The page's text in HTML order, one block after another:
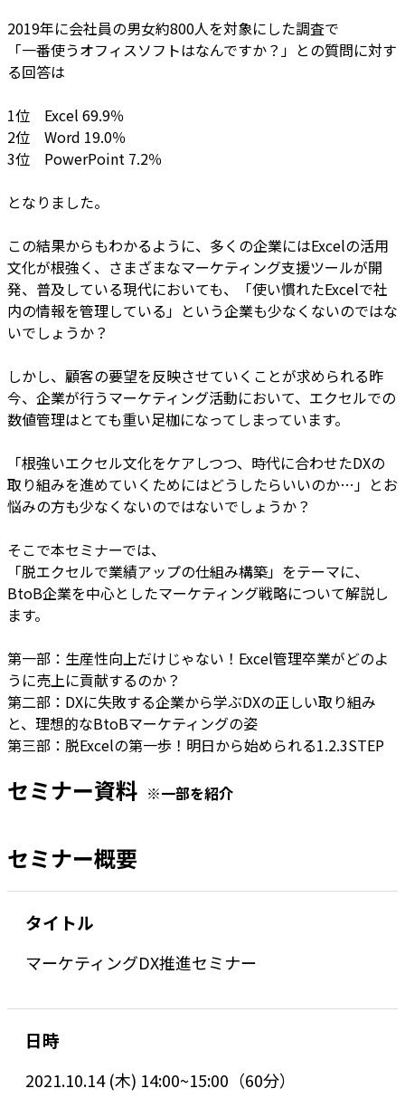
2019年に会社員の男女約800人を対象にした調査で
「一番使うオフィスソフトはなんですか？」との質問に対す
る回答は
1位 Excel 69.9％
2位 Word 19.0％
3位 PowerPoint 7.2％
となりました。
この結果からもわかるように、多くの企業にはExcelの活用
文化が根強く、さまざまなマーケティング支援ツールが開
発、普及している現代においても、「使い慣れたExcelで社
内の情報を管理している」という企業も少なくないのではな
いでしょうか？
しかし、顧客の要望を反映させていくことが求められる昨
今、企業が行うマーケティング活動において、エクセルでの
数値管理はとても重い足枷になってしまっています。
「根強いエクセル文化をケアしつつ、時代に合わせたDXの
取り組みを進めていくためにはどうしたらいいのか…」とお
悩みの方も少なくないのではないでしょうか？
そこで本セミナーでは、
「脱エクセルで業績アップの仕組み構築」をテーマに、
BtoB企業を中心としたマーケティング戦略について解説し
ます。
第一部：生産性向上だけじゃない！Excel管理卒業がどのよ
うに売上に貢献するのか？
第二部：DXに失敗する企業から学ぶDXの正しい取り組み
と、理想的なBtoBマーケティングの姿
第三部：脱Excelの第一歩！明日から始められる1.2.3STEP
セミナー資料 ※一部を紹介
セミナー概要
タイトル
マーケティングDX推進セミナー
日時
2021.10.14 (木) 14:00~15:00（60分）